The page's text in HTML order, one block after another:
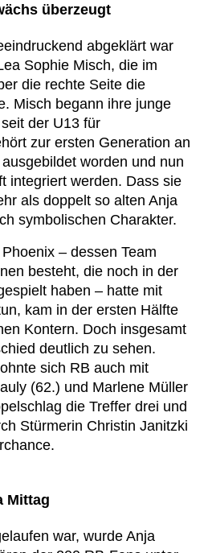
überzeugt
abgeklärt war
Sophie Misch, die im
die rechte Seite die
Misch begann ihre junge
der U13 für
zur ersten Generation an
worden und nun
integriert werden. Dass sie
als doppelt so alten Anja
symbolischen Charakter.
– dessen Team
besteht, die noch in der
haben – hatte mit
kam in der ersten Hälfte
Kontern. Doch insgesamt
deutlich zu sehen.
sich RB auch mit
(62.) und Marlene Müller
die Treffer drei und
Stürmerin Christin Janitzki
Mittag
war, wurde Anja